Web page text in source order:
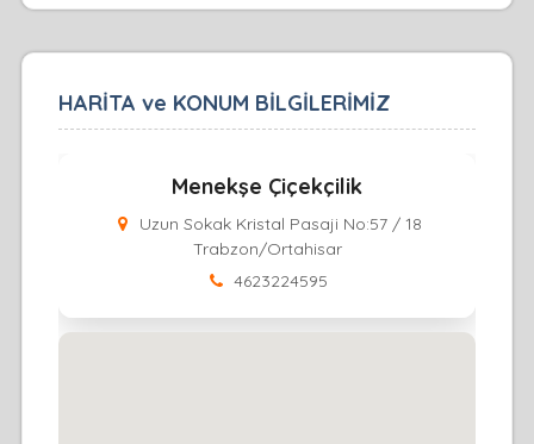
HARİTA ve KONUM BİLGİLERİMİZ
Menekşe Çiçekçilik
Uzun Sokak Kristal Pasaji No:57 / 18
Trabzon/Ortahisar
4623224595